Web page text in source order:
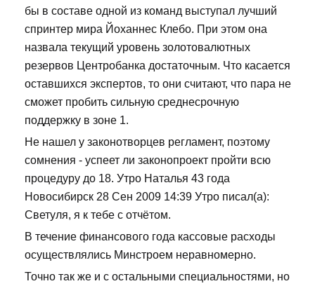
бы в составе одной из команд выступал лучший
спринтер мира Йоханнес Клебо. При этом она
назвала текущий уровень золотовалютных
резервов Центробанка достаточным. Что касается
оставшихся экспертов, то они считают, что пара не
сможет пробить сильную среднесрочную
поддержку в зоне 1.
Не нашел у законотворцев регламент, поэтому
сомнения - успеет ли законопроект пройти всю
процедуру до 18. Утро Наталья 43 года
Новосибирск 28 Сен 2009 14:39 Утро писал(а):
Светуля, я к тебе с отчётом.
В течение финансового года кассовые расходы
осуществлялись Минстроем неравномерно.
Точно так же и с остальными специальностями, но